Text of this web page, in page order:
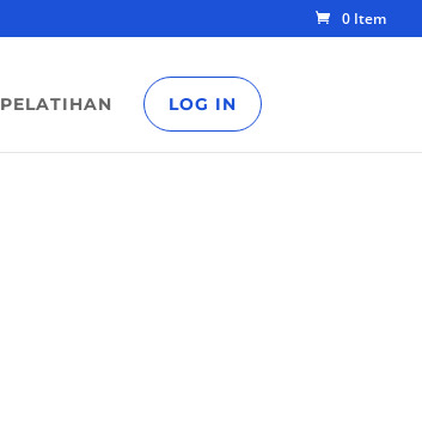
0 Item
PELATIHAN LOG IN